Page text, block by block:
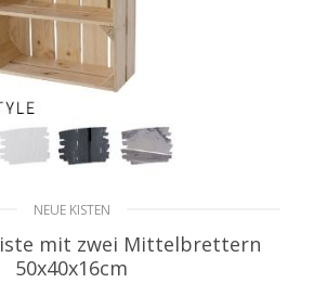
NEUE KISTEN
mit zwei Mittelbrettern
50x40x16cm